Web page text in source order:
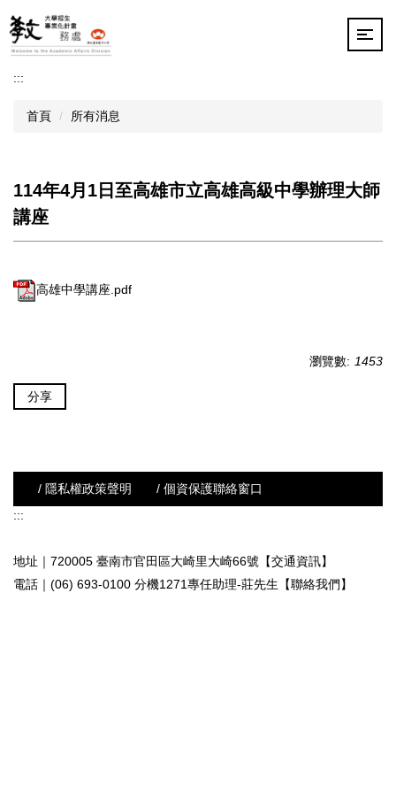
跳
到
主
內
:::
首頁 所有消息
114年4月1日至高雄市立高雄高級中學辦理大師
講座
高雄中學講座.pdf
瀏覽數: 1453
分享
/ 隱私權政策聲明
/ 個資保護聯絡窗口
:::
地址｜720005 臺南市官田區大崎里大崎66號【交通資訊】
電話｜(06) 693-0100 分機1271專任助理-莊先生 【聯絡我們】